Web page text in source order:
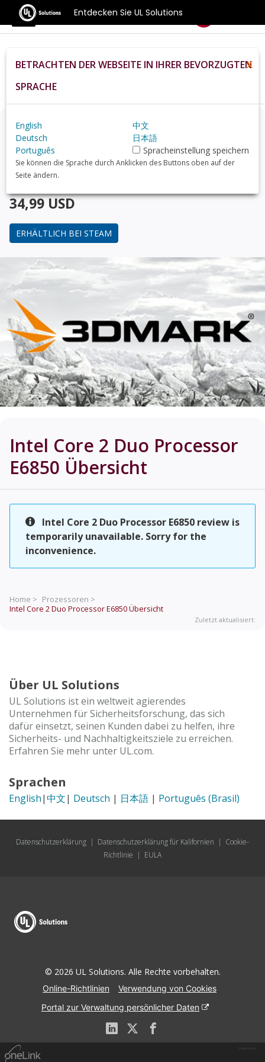
Entdecken Sie UL Solutions
Benchmarks
Home De Hardware
Cpu
Intel+Core+2+Duo+Processor+E6850
Denken Sie über ein Upgrade nach?
Finden Sie mit 3DMark, dem Benchmark für Gamer,
heraus, wie Ihr PC im Vergleich mit demIntel Core 2
Duo Processor E6850
34,99 USD
ERHÄLTLICH BEI STEAM
Intel Core 2 Duo Processor
E6850 Übersicht
Intel Core 2 Duo Processor E6850 review is
temporarily unavailable. Sorry for the
inconvenience.
Home > Prozessoren >
Intel Core 2 Duo Processor E6850Übersicht
Zuletzt aktualisiert:
Über UL Solutions
UL Solutions ist ein weltweit agierendes
Unternehmen für Sicherheitsforschung, das sich
dafür einsetzt, seinen Kunden dabei zu helfen, ihre
Sicherheits- und Nachhaltigkeitsziele zu erreichen.
Erfahren Sie mehr unter UL.com.
Sprachen
English|中文| Deutsch | 日本語 | Português (Brasil)
Datenschutzerklärung | Datenschutzerklärung für Kalifornien | Cookie-
Richtlinie | EULA
BETRACHTEN DER WEBSEITE IN IHRER BEVORZUGTEN
SPRACHE
X
English
中文
Deutsch
日本語
Português
Spracheinstellung speichern
Sie können die Sprache durch Anklicken des Buttons oben auf der
Seite ändern.
© 2026 UL Solutions. Alle Rechte vorbehalten.
Online-Richtlinien
Verwendung von Cookies
Portal zur Verwaltung persönlicher Daten